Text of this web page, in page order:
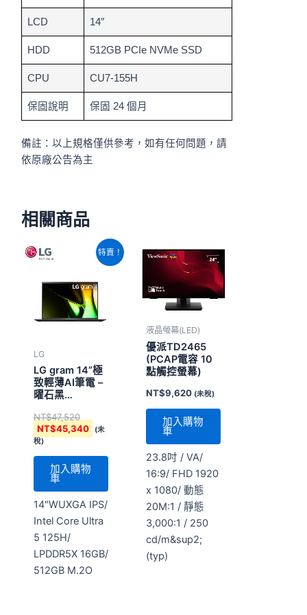
LCD 14″
HDD 512GB PCIe NVMe SSD
CPU CU7-155H
保固說明 保固 24 個月
備註：以上規格僅供參考，如有任何問題，請
依原廠公告為主
相關商品
特賣！
LG
LG gram 14”極
致輕薄AI筆電 –
曜石黑
Core&#8482;
Ultra 5 Evo)
NT$47,520
格：
NT$47,520。
NT$45,340
目
前
格：
NT$45,340。
(未
稅)
加入購物
車
14″WUXGA IPS/
Intel Core Ultra
5 125H/
LPDDR5X 16GB/
512GB M.2O
液晶螢幕(LED)
優派TD2465
(PCAP電容 10
點觸控螢幕)
NT$9,620 (未稅)
加入購物
車
23.8吋 / VA/
16:9/ FHD 1920
x 1080/ 動態
20M:1 / 靜態
3,000:1 / 250
cd/m&sup2;
(typ)